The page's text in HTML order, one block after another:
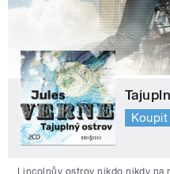
Koupit
Lincolnův ostrov nikdo nikdy na